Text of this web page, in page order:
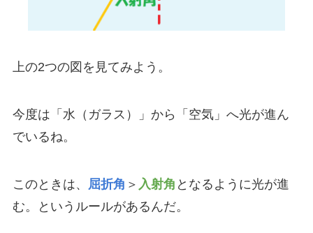
上の2つの図を見てみよう。
今度は「水（ガラス）」から「空気」へ光が進ん
でいるね。
このときは、 屈折角 ＞ 入射角 となるように光が進
む。というルールがあるんだ。